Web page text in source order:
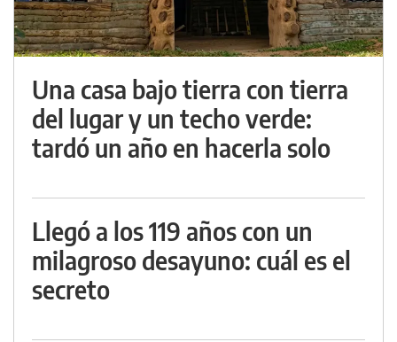
Una casa bajo tierra con tierra
del lugar y un techo verde:
tardó un año en hacerla solo
Llegó a los 119 años con un
milagroso desayuno: cuál es el
secreto